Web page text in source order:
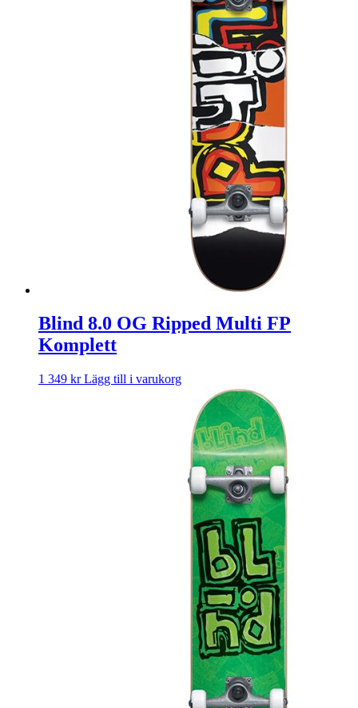
Blind 8.0 OG Ripped Multi FP
Komplett
1 349 kr Lägg till i varukorg